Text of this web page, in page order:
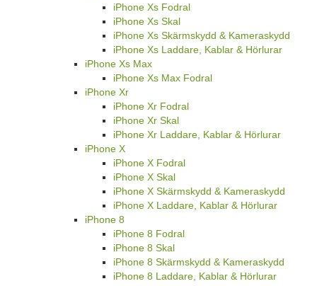
iPhone Xs Fodral
iPhone Xs Skal
iPhone Xs Skärmskydd & Kameraskydd
iPhone Xs Laddare, Kablar & Hörlurar
iPhone Xs Max
iPhone Xs Max Fodral
iPhone Xr
iPhone Xr Fodral
iPhone Xr Skal
iPhone Xr Laddare, Kablar & Hörlurar
iPhone X
iPhone X Fodral
iPhone X Skal
iPhone X Skärmskydd & Kameraskydd
iPhone X Laddare, Kablar & Hörlurar
iPhone 8
iPhone 8 Fodral
iPhone 8 Skal
iPhone 8 Skärmskydd & Kameraskydd
iPhone 8 Laddare, Kablar & Hörlurar